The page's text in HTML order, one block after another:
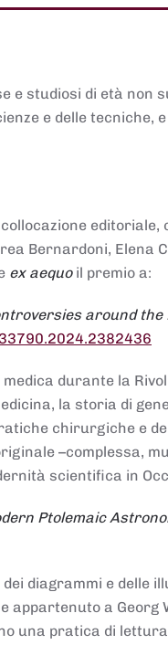
e studiosi di età non
e delle tecniche,
editoriale,
Bernardoni, Elena
ex aequoil premio a:
around the
durante la
la storia di
chirurgiche e
–complessa,
scientifica in
Ptolemaic
diagrammi e delle
appartenuto a Georg
una pratica di